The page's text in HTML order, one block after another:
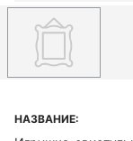
НАЗВАНИЕ: